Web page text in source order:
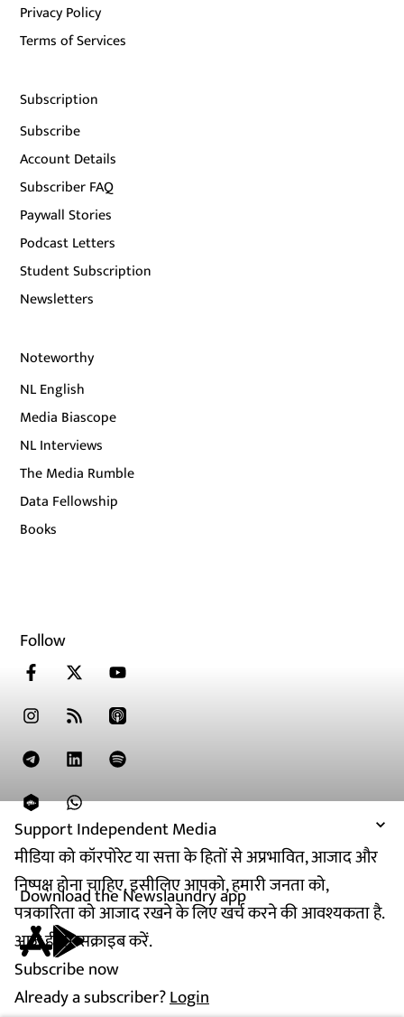
Support Independent Media
मीडिया को कॉरपोरेट या सत्ता के हितों से अप्रभावित, आजाद और
निष्पक्ष होना चाहिए. इसीलिए आपको, हमारी जनता को,
पत्रकारिता को आजाद रखने के लिए खर्च करने की आवश्यकता है.
आज ही सब्सक्राइब करें.
Subscribe now
Already a subscriber?Login
Privacy Policy
Terms of Services
Subscription
Subscribe
Account Details
Subscriber FAQ
Paywall Stories
Podcast Letters
Student Subscription
Newsletters
Noteworthy
NL English
Media Biascope
NL Interviews
The Media Rumble
Data Fellowship
Books
Follow
Download the Newslaundry app